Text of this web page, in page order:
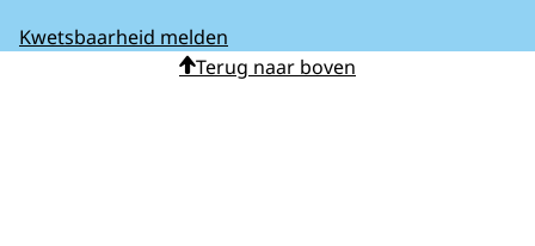
Kwetsbaarheid melden
Terug naar boven